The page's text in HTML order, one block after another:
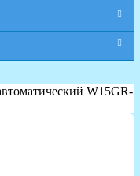
W15GR-